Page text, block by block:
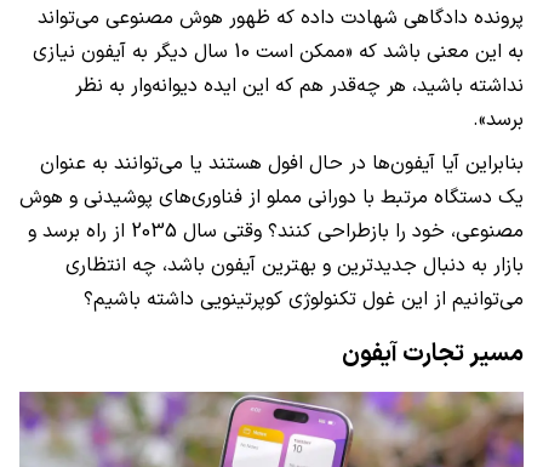
پرونده دادگاهی شهادت داده که ظهور هوش مصنوعی می‌تواند
به این معنی باشد که «ممکن است 10 سال دیگر به آیفون نیازی
نداشته باشید، هر چه‌قدر هم که این ایده دیوانه‌وار به نظر
برسد».
بنابراین آیا آیفون‌ها در حال افول هستند یا می‌توانند به عنوان
یک دستگاه مرتبط با دورانی مملو از فناوری‌های پوشیدنی و هوش
مصنوعی، خود را بازطراحی کنند؟ وقتی سال 2035 از راه برسد و
بازار به دنبال جدیدترین و بهترین آیفون باشد، چه انتظاری
می‌توانیم از این غول تکنولوژی کوپرتینویی داشته باشیم؟
مسیر تجارت آیفون